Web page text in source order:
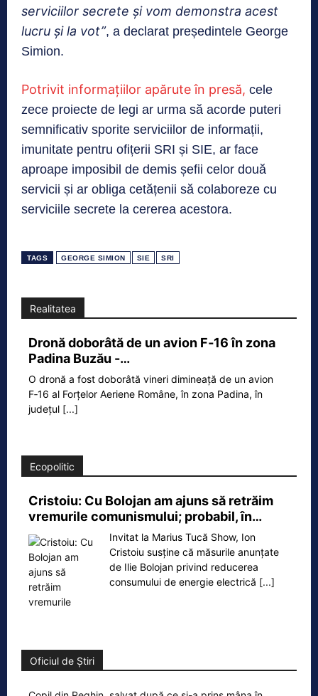
serviciilor secrete și vom demonstra acest
lucru și la vot”, a declarat președintele George
Simion.
Potrivit informațiilor apărute în presă, cele
zece proiecte de legi ar urma să acorde puteri
semnificativ sporite serviciilor de informații,
imunitate pentru ofițerii SRI și SIE, ar face
aproape imposibil de demis șefii celor două
servicii și ar obliga cetățenii să colaboreze cu
serviciile secrete la cererea acestora.
TAGS GEORGE SIMION SIE SRI
Realitatea
Dronă doborâtă de un avion F‑16 în zona
Padina Buzău -…
O dronă a fost doborâtă vineri dimineață de un avion
F‑16 al Forțelor Aeriene Române, în zona Padina, în
județul [...]
Ecopolitic
Cristoiu: Cu Bolojan am ajuns să retrăim
vremurile comunismului; probabil, în…
Invitat la Marius Tucă Show, Ion
Cristoiu susține că măsurile anunțate
de Ilie Bolojan privind reducerea
consumului de energie electrică [...]
Oficiul de Știri